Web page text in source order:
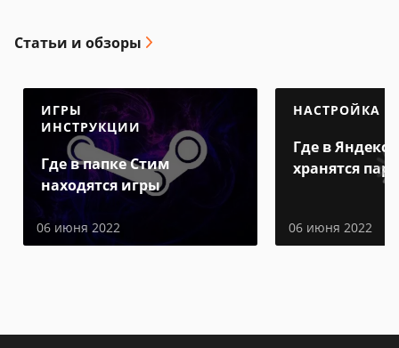
Статьи и обзоры
ИГРЫ
ИНСТРУКЦИИ
Где в папке Стим
находятся игры
06 июня 2022
НАСТРОЙКА
Где в Яндекс
хранятся
06 июня 2022